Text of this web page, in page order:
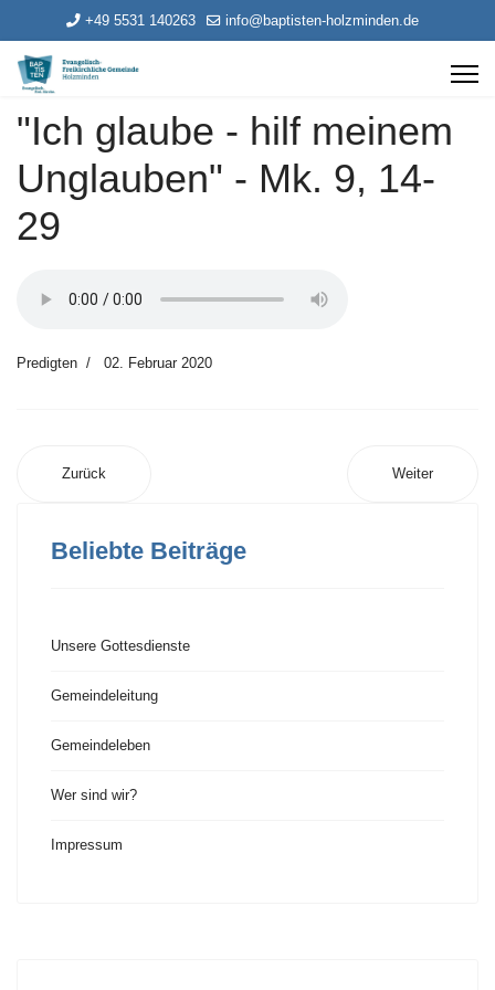
+49 5531 140263 info@baptisten-holzminden.de
"Ich glaube - hilf meinem
Unglauben" - Mk. 9, 14-
29
Predigten 02. Februar 2020
Zurück Weiter
Beliebte Beiträge
Unsere Gottesdienste
Gemeindeleitung
Gemeindeleben
Wer sind wir?
Impressum